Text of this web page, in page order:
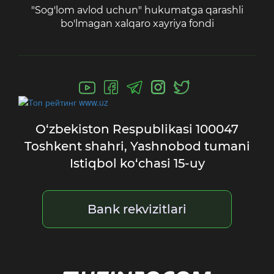
"Sog'lom avlod uchun" hukumatga qarashli
bo'lmagan xalqaro xayriya fondi
O‘zbekiston Respublikasi 100047
Toshkent shahri, Yashnobod tumani
Istiqbol ko‘chasi 15-uy
Bank rekvizitlari